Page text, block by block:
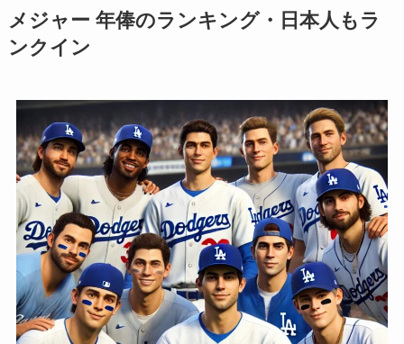
メジャー 年俸のランキング・日本人もラ
ンクイン